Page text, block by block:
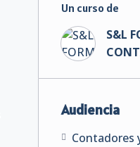
Un curso de
S&L
Audiencia
Contadores